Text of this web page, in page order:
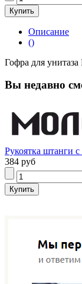
Описание
()
Гофра для
Вы недавно
Рукоятка штанги
384 руб